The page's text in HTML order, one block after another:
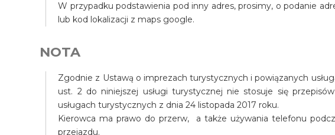
W przypadku podstawienia pod inny adres, prosimy, o podanie
lub kod lokalizacji z maps google.
NOTA
Zgodnie z Ustawą o imprezach turystycznych i powiązanych
ust. 2 do niniejszej usługi turystycznej nie stosuje się
usługach turystycznych z dnia 24 listopada 2017 roku.
Kierowca ma prawo do przerw, a także używania telefonu
przejazdu.